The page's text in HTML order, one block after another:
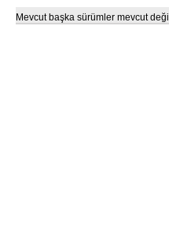
Mevcut başka sürümler mevcut değil